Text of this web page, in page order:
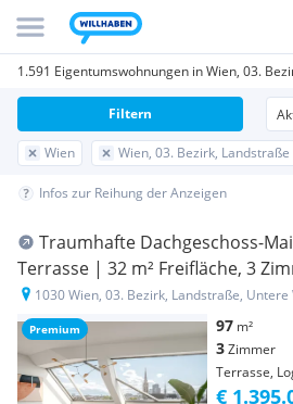
1.591 Eigentumswohnungen in Wien, 03.
Wien Wien, 03. Bezirk, Landstraße
Filtern
Infos zur Reihung der Anzeigen
Premium
Traumhafte Dachgeschoss-
Terrasse | 32 m² Freifläche, 3
97 m²
3Zimmer
Terrasse,
€